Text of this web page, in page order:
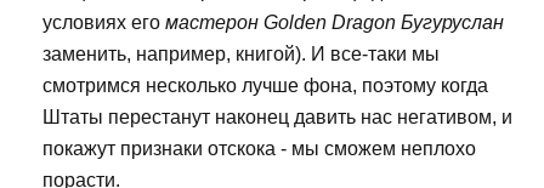
условиях его мастерон Golden Dragon Бугуруслан
заменить, например, книгой). И все-таки мы
смотримся несколько лучше фона, поэтому когда
Штаты перестанут наконец давить нас негативом, и
покажут признаки отскока - мы сможем неплохо
порасти.